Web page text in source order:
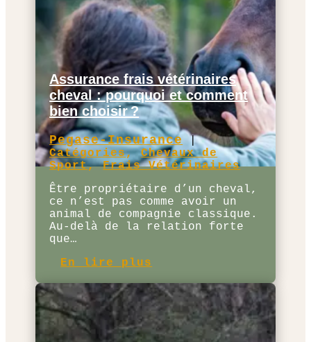
Assurance frais vétérinaires
cheval : pourquoi et comment
bien choisir ?
Pegase-Insurance
|
Catégories,Chevaux de
Sport,Frais Vétérinaires
Être propriétaire d’un cheval,
ce n’est pas comme avoir un
animal de compagnie classique.
Au-delà de la relation forte
que…
En lire plus